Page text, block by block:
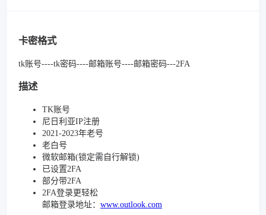
卡密格式
tk账号----tk密码----邮箱账号----邮箱密码---2FA
描述
TK账号
尼日利亚IP注册
2021-2023年老号
老白号
微软邮箱(锁定需自行解锁)
已设置2FA
部分带2FA
2FA登录更轻松
邮箱登录地址： www.outlook.com